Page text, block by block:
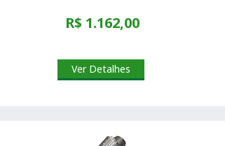
R$ 1.162,00
Ver Detalhes